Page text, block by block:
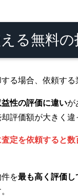
る無料
る場合、依頼する
益性の評価に違いが
評価額が大きく違
定を依頼すると
を最も高く評価し